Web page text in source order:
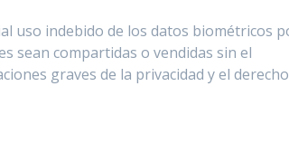
uso indebido de los datos biométricos
sean compartidas o vendidas sin el
graves de la privacidad y el